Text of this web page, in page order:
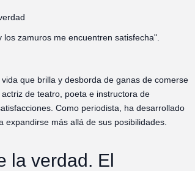
zamuros me encuentren satisfecha".
que brilla y desborda de ganas de comerse
de teatro, poeta e instructora de
Como periodista, ha desarrollado
más allá de sus posibilidades.
la verdad. El